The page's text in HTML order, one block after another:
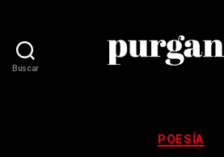
Buscar
POESÍA